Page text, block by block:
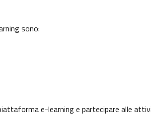
sono:
e-learning e partecipare alle